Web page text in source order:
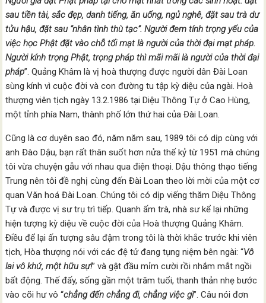
sau tiền tài, sắc đẹp, danh tiếng, ăn uống, ngủ nghê, đặt sau trà dư
tửu hậu, đặt sau “nhân tình thù tạc”. Người đem tính trọng yếu của
việc học Phật đặt vào chỗ tối mạt là người của thời đại mạt pháp.
Người kính trọng Phật, trọng pháp thì mãi mãi là người của thời đại
pháp”. Quảng Khâm là vị hoà thượng được người dân Đài Loan
sùng kính vì cuộc đời và con đường tu tập kỳ diệu của ngài. Hoà
thượng viên tịch ngày 13.2.1986 tại Diệu Thông Tự ở Cao Hùng,
một tỉnh phía Nam, thành phố lớn thứ hai của Đài Loan.
Cũng là cơ duyên sao đó, năm năm sau, 1989 tôi có dịp cùng với
anh Đào Dậu, bạn rất thân suốt hơn nửa thế kỷ từ 1951 mà chúng
tôi vừa chuyện gẫu với nhau qua điện thoại. Dậu thông thạo tiếng
Trung nên tôi đề nghị cùng đến Đài Loan theo lời mời của một cơ
quan Văn hoá Đài Loan. Chúng tôi có dịp viếng thăm Diệu Thông
Tự và được vị sư trụ trì tiếp. Quanh ấm trà, nhà sư kể lại những
hiện tượng kỳ diệu về cuộc đời của Hoà thượng Quảng Khâm.
Điều để lại ấn tượng sâu đậm trong tôi là thời khắc trước khi viên
tịch, Hòa thượng nói với các đệ tử đang tụng niệm bên ngài: “Vô
lai vô khứ, một hữu sự!” và gật đầu mỉm cười rồi nhắm mắt ngồi
bất động. Thế đấy, sống gần một trăm tuổi, thanh thản nhẹ bước
vào cõi hư vô “chẳng đến chẳng đi, chẳng việc gì”. Câu nói đơn